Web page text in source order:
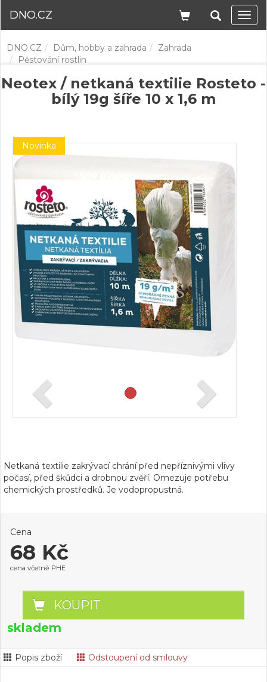
DNO.CZ
DNO.CZ Dům, hobby a zahrada
Zahrada
Pěstování rostlin
Neotex / netkaná textilie Rosteto -
bílý 19g šíře 10 x 1,6 m
Novinka
Netkaná textilie zakrývací chrání před nepříznivými vlivy
počasí, před škůdci a drobnou zvěří. Omezuje potřebu
chemických prostředků. Je vodopropustná.
Cena
68 Kč
cena včetně PHE
KOUPIT
skladem
Popis zboží Odstoupení od smlouvy